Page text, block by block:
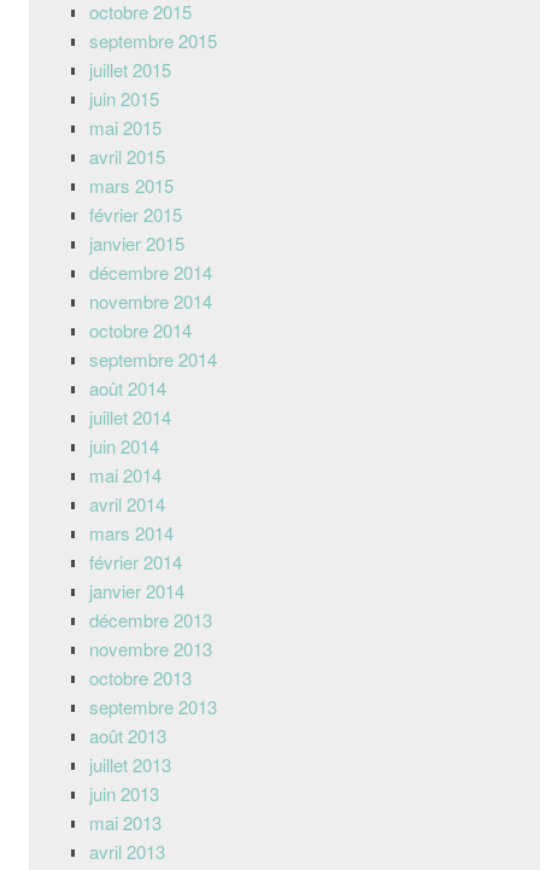
octobre 2015
septembre 2015
juillet 2015
juin 2015
mai 2015
avril 2015
mars 2015
février 2015
janvier 2015
décembre 2014
novembre 2014
octobre 2014
septembre 2014
août 2014
juillet 2014
juin 2014
mai 2014
avril 2014
mars 2014
février 2014
janvier 2014
décembre 2013
novembre 2013
octobre 2013
septembre 2013
août 2013
juillet 2013
juin 2013
mai 2013
avril 2013